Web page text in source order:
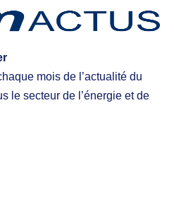
mois de l’actualité du
le secteur de l’énergie et de